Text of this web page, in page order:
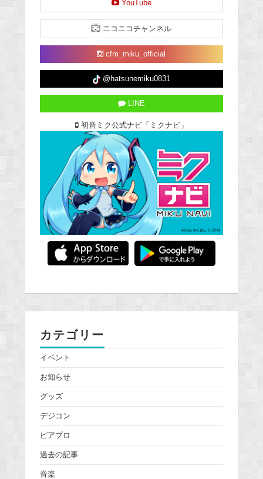
YouTube
ニコニコチャンネル
cfm_miku_official
@hatsunemiku0831
LINE
初音ミク公式ナビ「ミクナビ」
カテゴリー
イベント
お知らせ
グッズ
デジコン
ピアプロ
過去の記事
音楽